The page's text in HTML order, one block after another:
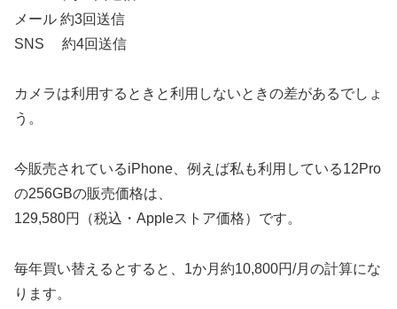
メール 約3回送信
SNS 約4回送信
カメラは利用するときと利用しないときの差があるでしょ
う。
今販売されているiPhone、例えば私も利用している12Pro
の256GBの販売価格は、
129,580円（税込・Appleストア価格）です。
毎年買い替えるとすると、1か月約10,800円/月の計算にな
ります。